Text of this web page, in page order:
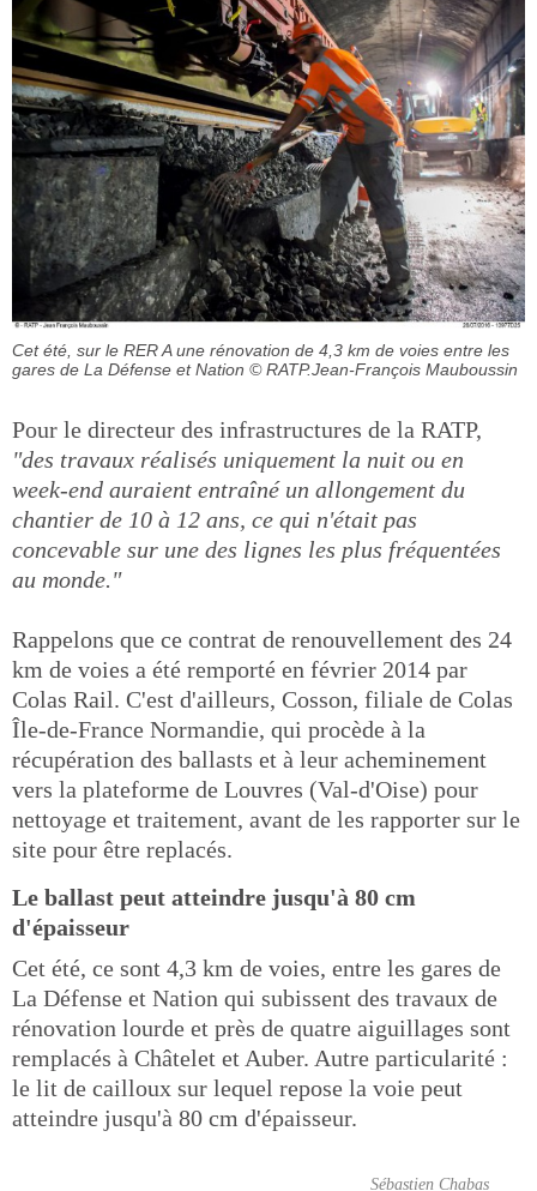
Cet été, sur le RER A une rénovation de 4,3 km de voies entre les
gares de La Défense et Nation © RATP.Jean-François Mauboussin
Pour le directeur des infrastructures de la RATP,
"des travaux réalisés uniquement la nuit ou en
week-end auraient entraîné un allongement du
chantier de 10 à 12 ans, ce qui n'était pas
concevable sur une des lignes les plus fréquentées
au monde."
Rappelons que ce contrat de renouvellement des 24
km de voies a été remporté en février 2014 par
Colas Rail. C'est d'ailleurs, Cosson, filiale de Colas
Île-de-France Normandie, qui procède à la
récupération des ballasts et à leur acheminement
vers la plateforme de Louvres (Val-d'Oise) pour
nettoyage et traitement, avant de les rapporter sur le
site pour être replacés.
Le ballast peut atteindre jusqu'à 80 cm
d'épaisseur
Cet été, ce sont 4,3 km de voies, entre les gares de
La Défense et Nation qui subissent des travaux de
rénovation lourde et près de quatre aiguillages sont
remplacés à Châtelet et Auber. Autre particularité :
le lit de cailloux sur lequel repose la voie peut
atteindre jusqu'à 80 cm d'épaisseur.
Sébastien Chabas